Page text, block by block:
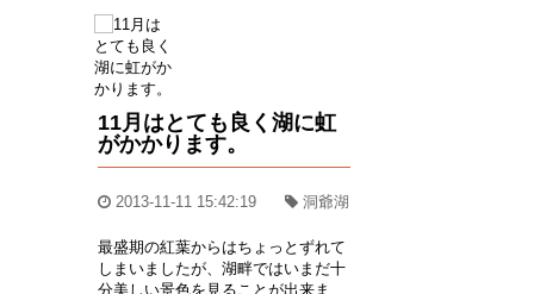
11月はとても良く湖に虹
がかかります。
2013-11-11 15:42:19 洞爺湖
最盛期の紅葉からはちょっとずれて
しまいましたが、湖畔ではいまだ十
分美しい景色を見ることが出来ま